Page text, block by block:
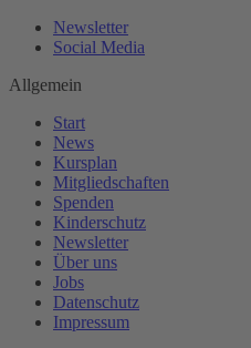
Newsletter
Social Media
Allgemein
Start
News
Kursplan
Mitgliedschaften
Spenden
Kinderschutz
Newsletter
Über uns
Jobs
Datenschutz
Impressum